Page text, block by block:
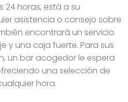
24 horas, está a su
asistencia o consejo sobre
encontrará un servicio
y una caja fuerte. Para sus
un bar acogedor le espera
una selección de
hora.